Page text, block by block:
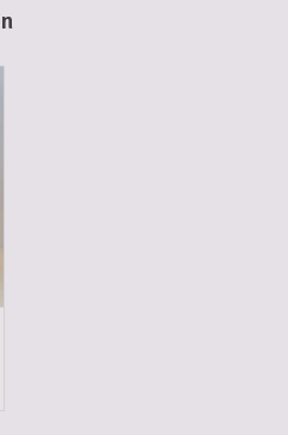
of smaak. Een echte toppils,